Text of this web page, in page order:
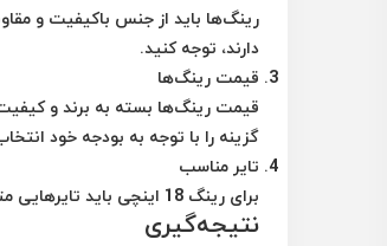
رینگ‌ها باید از جنس باکیفیت و
دارند، توجه کنید.
قیمت رینگ‌ها
قیمت رینگ‌ها بسته به برند و
گزینه را با توجه به بودجه خود
تایر مناسب
برای رینگ 18 اینچی باید تایرهایی متناسب با آن انتخاب کنید. استفاده از تایرهای نامناسب می‌تواند باعث کاهش عملکرد خودرو شود.
نتیجه‌گیری